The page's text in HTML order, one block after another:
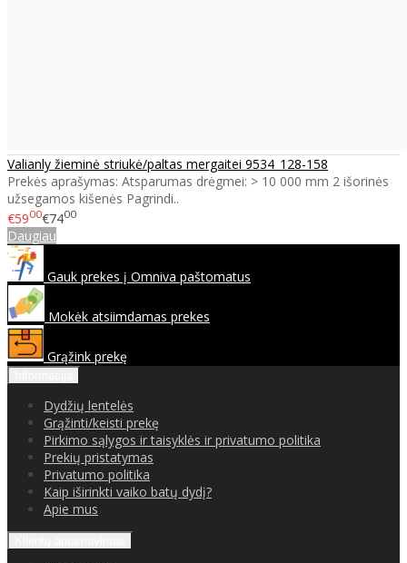
Valianly žieminė striukė/paltas mergaitei 9534_128-158
Prekės aprašymas: Atsparumas drėgmei: > 10 000 mm 2 išorinės
užsegamos kišenės Pagrindi..
€5900€7400
Daugiau
Gauk prekes į Omniva paštomatus
Mokėk atsiimdamas prekes
Grąžink prekę
Dydžių lentelės
Grąžinti/keisti prekę
Pirkimo sąlygos ir taisyklės ir privatumo politika
Prekių pristatymas
Privatumo politika
Kaip iširinkti vaiko batų dydį?
Apie mus